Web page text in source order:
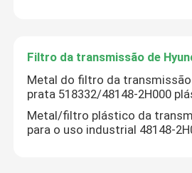
Filtro da transmissão de
Filtro da transmissão de
Filtro da transmissão de
Metal do filtro da transmissão
prata 518332/48148-2H000
Metal/filtro plástico da
para o uso industrial 48148-